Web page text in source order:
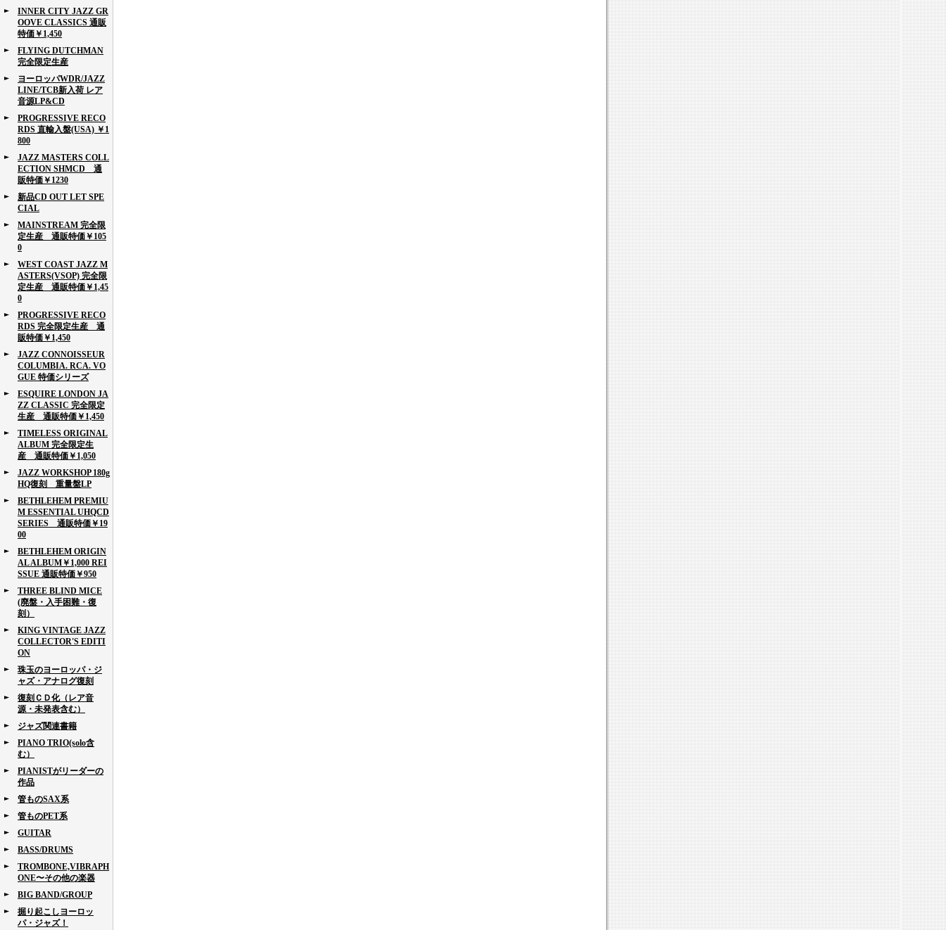
INNER CITY JAZZ GR
OOVE CLASSICS 通販
特価￥1,450
FLYING DUTCHMAN
完全限定生産
ヨーロッパWDR/JAZZ
LINE/TCB新入荷 レア
音源LP&CD
PROGRESSIVE RECO
RDS 直輸入盤(USA) ￥1
800
JAZZ MASTERS COLL
ECTION SHMCD 通
販特価￥1230
新品CD OUT LET SPE
CIAL
MAINSTREAM 完全限
定生産 通販特価￥105
0
WEST COAST JAZZ M
ASTERS(VSOP) 完全限
定生産 通販特価￥1,45
0
PROGRESSIVE RECO
RDS 完全限定生産 通
販特価￥1,450
JAZZ CONNOISSEUR
COLUMBIA. RCA. VO
GUE 特価シリーズ
ESQUIRE LONDON JA
ZZ CLASSIC 完全限定
生産 通販特価￥1,450
TIMELESS ORIGINAL
ALBUM 完全限定生
産 通販特価￥1,050
JAZZ WORKSHOP 180g
HQ復刻 重量盤LP
BETHLEHEM PREMIU
M ESSENTIAL UHQCD
SERIES 通販特価￥19
00
BETHLEHEM ORIGIN
AL ALBUM￥1,000 REI
SSUE 通販特価￥950
THREE BLIND MICE
(廃盤・入手困難・復
刻）
KING VINTAGE JAZZ
COLLECTOR'S EDITI
ON
珠玉のヨーロッパ・ジ
ャズ・アナログ復刻
復刻ＣＤ化（レア音
源・未発表含む）
ジャズ関連書籍
PIANO TRIO(solo含
む）
PIANISTがリーダーの
作品
管ものSAX系
管ものPET系
GUITAR
BASS/DRUMS
TROMBONE,VIBRAPH
ONE〜その他の楽器
BIG BAND/GROUP
掘り起こしヨーロッ
パ・ジャズ！